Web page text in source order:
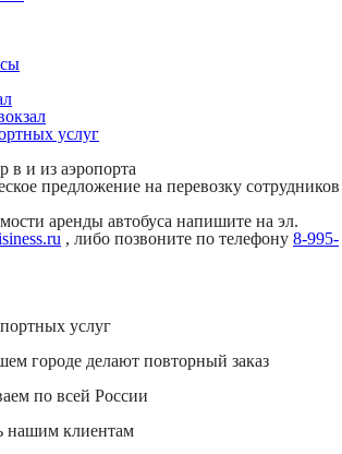
услуг
в и из аэропорта
предложение на перевозку сотрудников
аренды автобуса напишите на эл.
, либо позвоните по телефону 8-995-
услуг
городе делают повторный заказ
по всей России
нашим клиентам